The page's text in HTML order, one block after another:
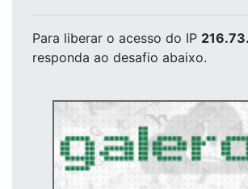
Para liberar o acesso do IP
responda ao desafio abaixo.